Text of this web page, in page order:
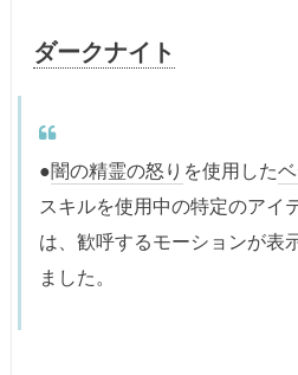
ダークナイト
●闇の精霊の怒り を使用した
スキルを使用中の特定のアイ
は、歓呼するモーションが表
ました。